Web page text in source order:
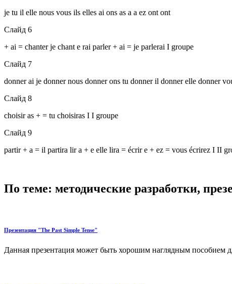
je tu il elle nous vous ils elles ai ons as a a ez ont ont
Слайд 6
+ ai = chanter je chant e rai parler + ai = je parlerai I groupe
Слайд 7
donner ai je donner nous donner ons tu donner il donner elle donner
Слайд 8
choisir as + = tu choisiras I I groupe
Слайд 9
partir + a = il partira lir a + e elle lira = écrir e + ez = vous écrirez I II
По теме: методические разработки,
Презентация "The Past Simple Tense"
Данная презентация может быть хорошим наглядным пособием